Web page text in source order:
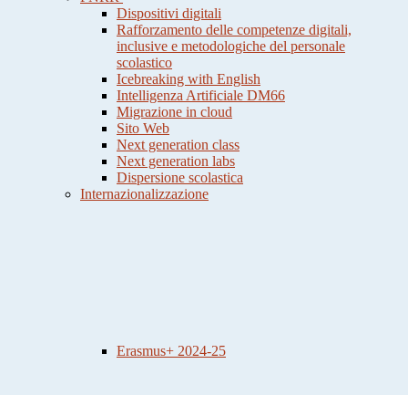
Dispositivi digitali
Rafforzamento delle competenze digitali,
inclusive e metodologiche del personale
scolastico
Icebreaking with English
Intelligenza Artificiale DM66
Migrazione in cloud
Sito Web
Next generation class
Next generation labs
Dispersione scolastica
Internazionalizzazione
Erasmus+ 2024-25